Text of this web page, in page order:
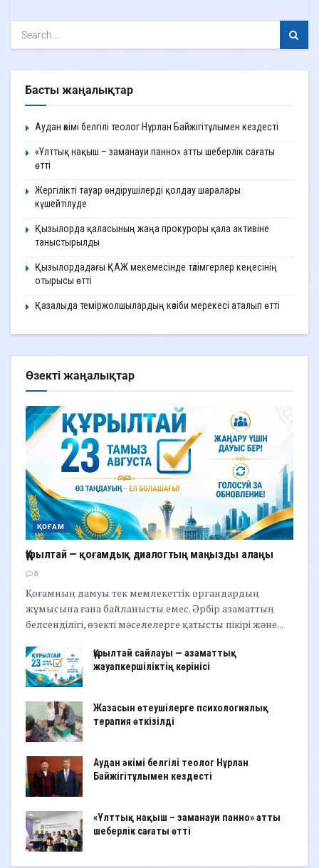
Басты жаңалықтар
Аудан әкімі белгілі теолог Нұрлан Байжігітұлымен кездесті
«Ұлттық нақыш – заманауи панно» атты шеберлік сағаты
өтті
Жергілікті тауар өндірушілерді қолдау шаралары
күшейтілуде
Қызылорда қаласының жаңа прокуроры қала активіне
таныстырылды
Қызылордадағы ҚАЖ мекемесінде тәлімгерлер кеңесінің
отырысы өтті
Қазалыда теміржолшылардың кәсіби мерекесі аталып өтті
Өзекті жаңалықтар
ҚОҒАМ
Құрылтай — қоғамдық диалогтың маңызды алаңы
0
Қоғамның дамуы тек мемлекеттік органдардың
жұмысына ғана байланысты емес. Әрбір азаматтың
белсенділігі, өзекті мәселелерге қатысты пікірі және...
Құрылтай сайлауы — азаматтық
жауапкершіліктің көрінісі
Жазасын өтеушілерге психологиялық
терапия өткізілді
Аудан әкімі белгілі теолог Нұрлан
Байжігітұлымен кездесті
«Ұлттық нақыш – заманауи панно» атты
шеберлік сағаты өтті